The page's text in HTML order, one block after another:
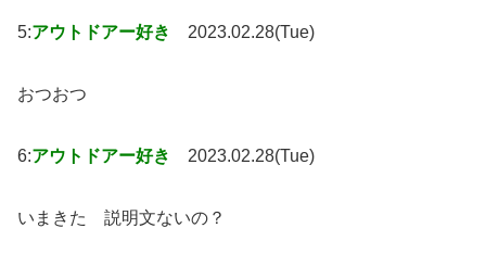
5:アウトドアー好き 2023.02.28(Tue)
おつおつ
6:アウトドアー好き 2023.02.28(Tue)
いまきた 説明文ないの？